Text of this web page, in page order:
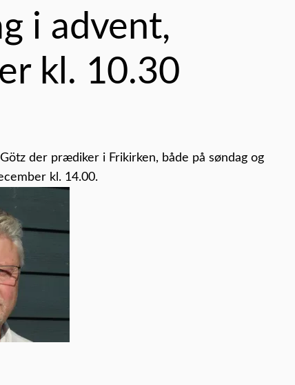
i advent,
kl. 10.30
der prædiker i Frikirken, både på søndag og
kl. 14.00.